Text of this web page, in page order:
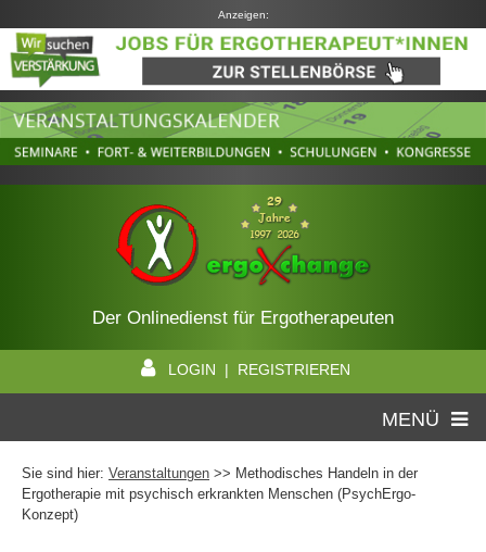
Anzeigen:
Der Onlinedienst für Ergotherapeuten
LOGIN | REGISTRIEREN
MENÜ
Sie sind hier: Veranstaltungen >> Methodisches Handeln in der
Ergotherapie mit psychisch erkrankten Menschen (PsychErgo-
Konzept)